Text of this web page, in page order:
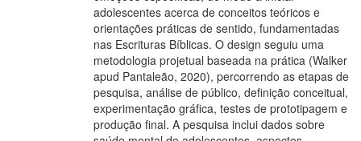
adolescentes acerca de conceitos teóricos e
orientações práticas de sentido, fundamentadas
nas Escrituras Bíblicas. O design seguiu uma
metodologia projetual baseada na prática (Walker
apud Pantaleão, 2020), percorrendo as etapas de
pesquisa, análise de público, definição conceitual,
experimentação gráfica, testes de prototipagem e
produção final. A pesquisa inclui dados sobre